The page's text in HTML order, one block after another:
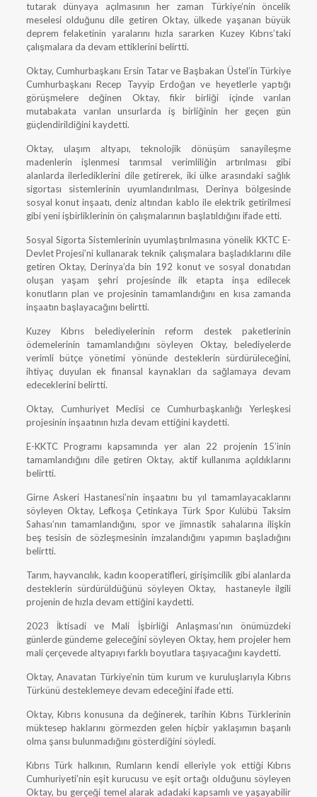
tutarak dünyaya açılmasının her zaman Türkiye’nin öncelik
meselesi olduğunu dile getiren Oktay, ülkede yaşanan büyük
deprem felaketinin yaralarını hızla sararken Kuzey Kıbrıs’taki
çalışmalara da devam ettiklerini belirtti.
Oktay, Cumhurbaşkanı Ersin Tatar ve Başbakan Üstel’in Türkiye
Cumhurbaşkanı Recep Tayyip Erdoğan ve heyetlerle yaptığı
görüşmelere değinen Oktay, fikir birliği içinde varılan
mutabakata varılan unsurlarda iş birliğinin her geçen gün
güçlendirildiğini kaydetti.
Oktay, ulaşım altyapı, teknolojik dönüşüm sanayileşme
madenlerin işlenmesi tarımsal verimliliğin artırılması gibi
alanlarda ilerlediklerini dile getirerek, iki ülke arasındaki sağlık
sigortası sistemlerinin uyumlandırılması, Derinya bölgesinde
sosyal konut inşaatı, deniz altından kablo ile elektrik getirilmesi
gibi yeni işbirliklerinin ön çalışmalarının başlatıldığını ifade etti.
Sosyal Sigorta Sistemlerinin uyumlaştırılmasına yönelik KKTC E-
Devlet Projesi’ni kullanarak teknik çalışmalara başladıklarını dile
getiren Oktay, Derinya’da bin 192 konut ve sosyal donatıdan
oluşan yaşam şehri projesinde ilk etapta inşa edilecek
konutların plan ve projesinin tamamlandığını en kısa zamanda
inşaatın başlayacağını belirtti.
Kuzey Kıbrıs belediyelerinin reform destek paketlerinin
ödemelerinin tamamlandığını söyleyen Oktay, belediyelerde
verimli bütçe yönetimi yönünde desteklerin sürdürüleceğini,
ihtiyaç duyulan ek finansal kaynakları da sağlamaya devam
edeceklerini belirtti.
Oktay, Cumhuriyet Meclisi ce Cumhurbaşkanlığı Yerleşkesi
projesinin inşaatının hızla devam ettiğini kaydetti.
E-KKTC Programı kapsamında yer alan 22 projenin 15’inin
tamamlandığını dile getiren Oktay, aktif kullanıma açıldıklarını
belirtti.
Girne Askeri Hastanesi’nin inşaatını bu yıl tamamlayacaklarını
söyleyen Oktay, Lefkoşa Çetinkaya Türk Spor Kulübü Taksim
Sahası’nın tamamlandığını, spor ve jimnastik sahalarına ilişkin
beş tesisin de sözleşmesinin imzalandığını yapımın başladığını
belirtti.
Tarım, hayvancılık, kadın kooperatifleri, girişimcilik gibi alanlarda
desteklerin sürdürüldüğünü söyleyen Oktay, hastaneyle ilgili
projenin de hızla devam ettiğini kaydetti.
2023 İktisadi ve Mali İşbirliği Anlaşması’nın önümüzdeki
günlerde gündeme geleceğini söyleyen Oktay, hem projeler hem
mali çerçevede altyapıyı farklı boyutlara taşıyacağını kaydetti.
Oktay, Anavatan Türkiye’nin tüm kurum ve kuruluşlarıyla Kıbrıs
Türkünü desteklemeye devam edeceğini ifade etti.
Oktay, Kıbrıs konusuna da değinerek, tarihin Kıbrıs Türklerinin
müktesep haklarını görmezden gelen hiçbir yaklaşımın başarılı
olma şansı bulunmadığını gösterdiğini söyledi.
Kıbrıs Türk halkının, Rumların kendi elleriyle yok ettiği Kıbrıs
Cumhuriyeti’nin eşit kurucusu ve eşit ortağı olduğunu söyleyen
Oktay, bu gerçeği temel alarak adadaki kapsamlı ve yaşayabilir